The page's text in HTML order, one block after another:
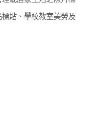
貼、學校教室美勞及